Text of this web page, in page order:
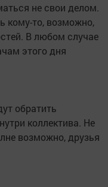
не свои делом.
кому-то, возможно,
В любом случае
этого дня
обратить
коллектива. Не
возможно, друзья